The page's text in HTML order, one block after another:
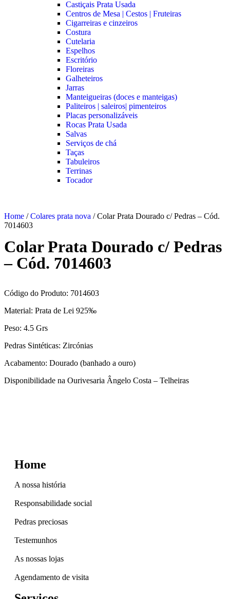
Castiçais Prata Usada
Centros de Mesa | Cestos | Fruteiras
Cigarreiras e cinzeiros
Costura
Cutelaria
Espelhos
Escritório
Floreiras
Galheteiros
Jarras
Manteigueiras (doces e manteigas)
Paliteiros | saleiros| pimenteiros
Placas personalizáveis
Rocas Prata Usada
Salvas
Serviços de chá
Taças
Tabuleiros
Terrinas
Tocador
Home /Colares prata nova / Colar Prata Dourado c/ Pedras – Cód.
7014603
Colar Prata Dourado c/ Pedras
– Cód. 7014603
Código do Produto: 7014603
Material: Prata de Lei 925‰
Peso: 4.5 Grs
Pedras Sintéticas: Zircónias
Acabamento: Dourado (banhado a ouro)
Disponibilidade na Ourivesaria Ângelo Costa – Telheiras
Home
A nossa história
Responsabilidade social
Pedras preciosas
Testemunhos
As nossas lojas
Agendamento de visita